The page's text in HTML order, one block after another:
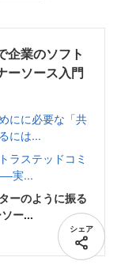
企業のソフト
ーソース入門
にに必要な「共
には...
ラステッドコミ
実...
ーのように振る
ー...
シェア